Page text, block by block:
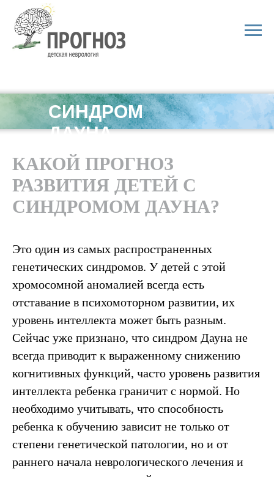
СИНДРОМ
ДАУНА
КАКОЙ ПРОГНОЗ
РАЗВИТИЯ ДЕТЕЙ С
СИНДРОМОМ ДАУНА?
Это один из самых распространенных
генетических синдромов. У детей с этой
хромосомной аномалией всегда есть
отставание в психомоторном развитии, их
уровень интеллекта может быть разным.
Сейчас уже признано, что синдром Дауна не
всегда приводит к выраженному снижению
когнитивных функций, часто уровень развития
интеллекта ребенка граничит с нормой. Но
необходимо учитывать, что способность
ребенка к обучению зависит не только от
степени генетической патологии, но и от
раннего начала неврологического лечения и